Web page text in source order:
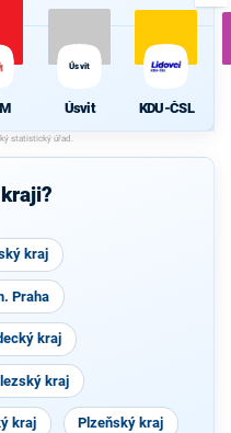
Úsvit
Úsvit KDU-ČSL
kraj
Praha
kraj
kraj
kraj Plzeňský kraj